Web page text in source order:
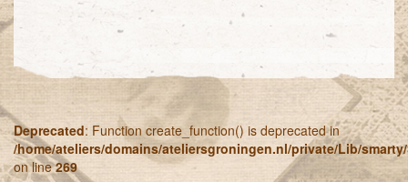
Deprecated: Function create_function() is deprecated in
/home/ateliers/domains/ateliersgroningen.nl/private/Lib/
on line269